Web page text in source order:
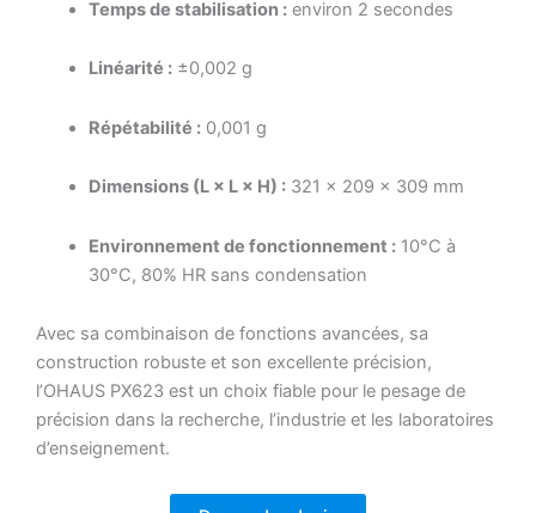
Temps de stabilisation :environ 2 secondes
Linéarité :±0,002 g
Répétabilité :0,001 g
Dimensions (L × L × H) :321 × 209 × 309 mm
Environnement de fonctionnement :10°C à
30°C, 80% HR sans condensation
Avec sa combinaison de fonctions avancées, sa
construction robuste et son excellente précision,
l’OHAUS PX623 est un choix fiable pour le pesage de
précision dans la recherche, l’industrie et les laboratoires
d’enseignement.